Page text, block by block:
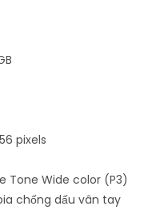
pixels
Tone Wide color (P3)
chống dấu vân tay